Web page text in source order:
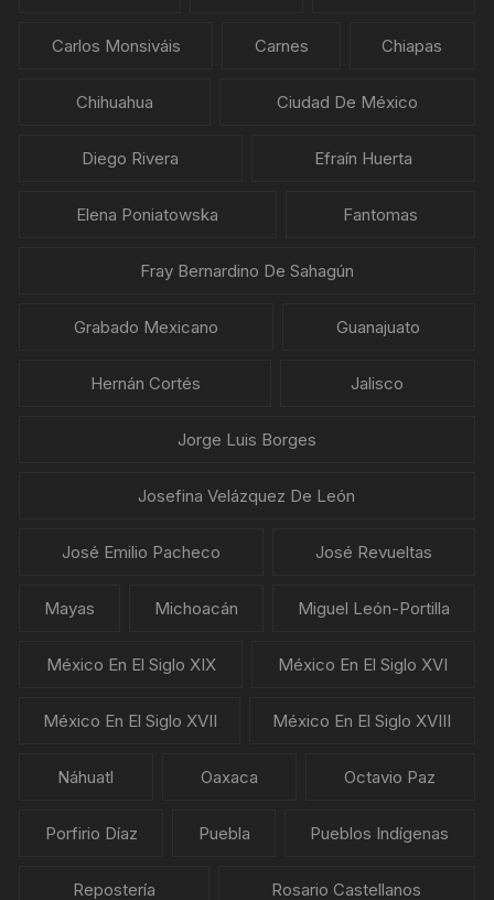
Carlos Monsiváis Carnes Chiapas
Chihuahua Ciudad De México
Diego Rivera Efraín Huerta
Elena Poniatowska Fantomas
Fray Bernardino De Sahagún
Grabado Mexicano Guanajuato
Hernán Cortés Jalisco
Jorge Luis Borges
Josefina Velázquez De León
José Emilio Pacheco José Revueltas
Mayas Michoacán Miguel León-Portilla
México En El Siglo XIX México En El Siglo XVI
México En El Siglo XVII México En El Siglo XVIII
Náhuatl Oaxaca Octavio Paz
Porfirio Díaz Puebla Pueblos Indígenas
Repostería Rosario Castellanos